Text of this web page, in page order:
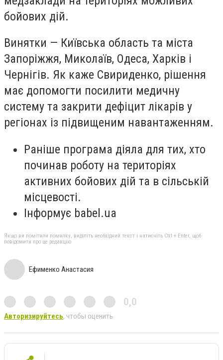
бойових дій.
Винятки — Київська область та міста
Запоріжжя, Миколаїв, Одеса, Харків і
Чернігів. Як каже Свириденко, рішення
має допомогти посилити медичну
систему та закрити дефіцит лікарів у
регіонах із підвищеним навантаженням.
Раніше програма діяла для тих, хто
починав роботу на територіях
активних бойових дій та в сільській
місцевості.
Інформує babel.ua
Якщо ви помітили помилку, виділіть необхідний текст і натисніть Ctrl + Enter, щоб
повідомити про це редакцію
Ефименко Анастасия
0,0
Авторизируйтесь, чтобы оценить